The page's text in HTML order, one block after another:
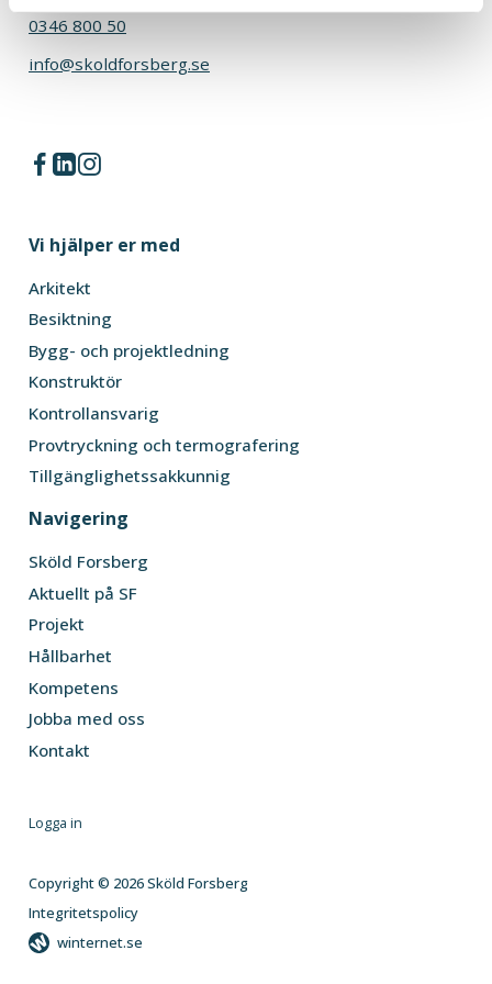
0346 800 50
info@skoldforsberg.se
Vi hjälper er med
Arkitekt
Besiktning
Bygg- och projektledning
Konstruktör
Kontrollansvarig
Provtryckning och termografering
Tillgänglighetssakkunnig
Navigering
Sköld Forsberg
Aktuellt på SF
Projekt
Hållbarhet
Kompetens
Jobba med oss
Kontakt
Copyright © 2026 Sköld Forsberg
Integritetspolicy
winternet.se
Logga in